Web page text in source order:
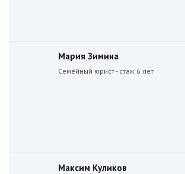
Мария Зимина
Семейный юрист - стаж 6 лет
Максим Куликов